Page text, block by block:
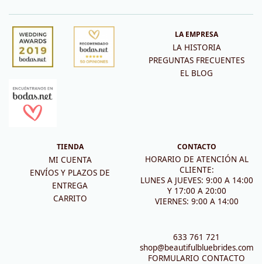
LA EMPRESA
LA HISTORIA
PREGUNTAS FRECUENTES
EL BLOG
TIENDA
MI CUENTA
ENVÍOS Y PLAZOS DE
ENTREGA
CARRITO
CONTACTO
HORARIO DE ATENCIÓN AL
CLIENTE:
LUNES A JUEVES: 9:00 A 14:00
Y 17:00 A 20:00
VIERNES: 9:00 A 14:00
633 761 721
shop@beautifulbluebrides.com
FORMULARIO CONTACTO